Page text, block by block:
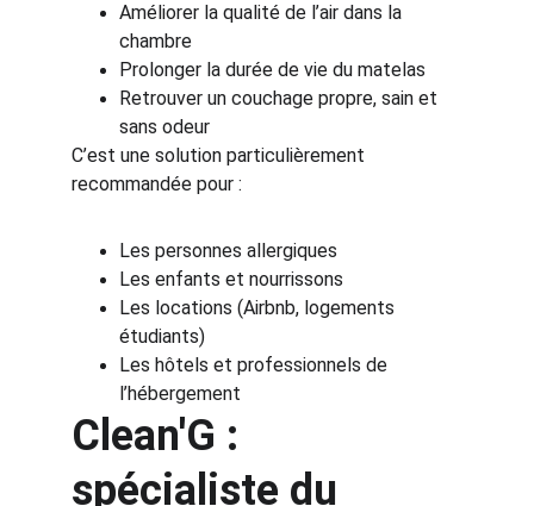
Améliorer la qualité de l’air dans la
chambre
Prolonger la durée de vie du matelas
Retrouver un couchage propre, sain et
sans odeur
C’est une solution particulièrement
recommandée pour :
Les personnes allergiques
Les enfants et nourrissons
Les locations (Airbnb, logements
étudiants)
Les hôtels et professionnels de
l’hébergement
Clean'G :
spécialiste du